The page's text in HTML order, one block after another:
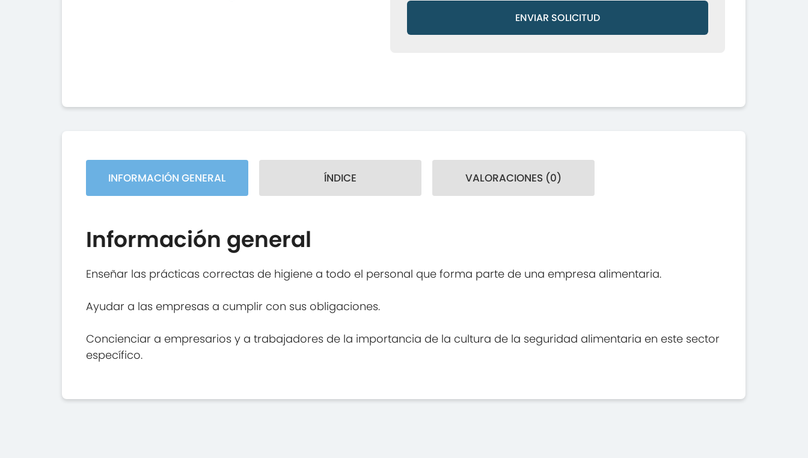
ENVIAR SOLICITUD
INFORMACIÓN GENERAL ÍNDICE VALORACIONES (0)
Información general
Enseñar las prácticas correctas de higiene a todo el personal que forma parte de una empresa alimentaria.
Ayudar a las empresas a cumplir con sus obligaciones.
Concienciar a empresarios y a trabajadores de la importancia de la cultura de la seguridad alimentaria en este sector
específico.